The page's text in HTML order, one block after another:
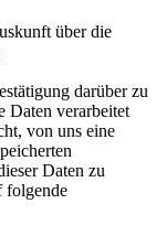
über die
darüber zu
Daten verarbeitet
von uns eine
Daten zu
folgende